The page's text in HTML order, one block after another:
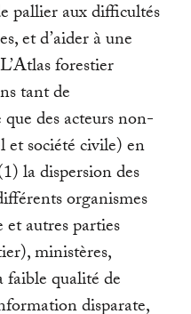
pallier aux difficultés
et d’aider à une
forestier
tant de
des acteurs non-
et société civile) en
la dispersion des
organismes
autres parties
ministères,
faible qualité de
disparate,